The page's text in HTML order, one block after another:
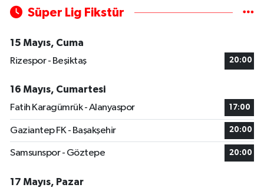
Süper Lig Fikstür
15 Mayıs, Cuma
Rizespor - Beşiktaş
20:00
16 Mayıs, Cumartesi
Fatih Karagümrük - Alanyaspor
17:00
Gaziantep FK - Başakşehir 20:00
Samsunspor - Göztepe 20:00
17 Mayıs, Pazar